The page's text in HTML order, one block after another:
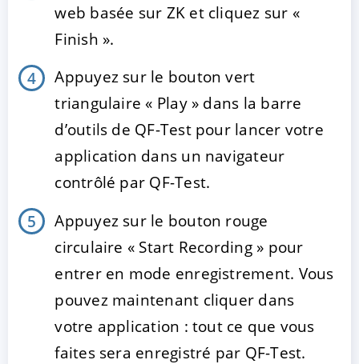
web basée sur ZK et cliquez sur «
Finish ».
Appuyez sur le bouton vert
triangulaire « Play » dans la barre
d’outils de QF-Test pour lancer votre
application dans un navigateur
contrôlé par QF-Test.
Appuyez sur le bouton rouge
circulaire « Start Recording » pour
entrer en mode enregistrement. Vous
pouvez maintenant cliquer dans
votre application : tout ce que vous
faites sera enregistré par QF-Test.